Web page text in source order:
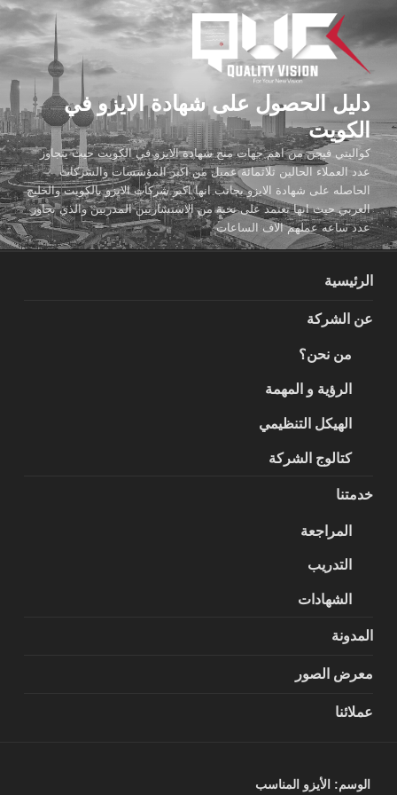
المحتوى
دليل الحصول على شهادة الايزو في
الكويت
كواليتي فيجن من اهم جهات منح شهادة الايزو في الكويت حيث يتجاوز
عدد العملاء الحالين ثلاثمائة عميل من اكبر المؤسسات والشركات
الحاصله على شهادة الايزو بجانب انها اكبر شركات الايزو بالكويت والخليج
العربي حيث انها تعتمد على نخبة من الاستشاريين المدربين والذي تجاوز
عدد ساعه عملهم الاف الساعات
الرئيسية
عن الشركة
من نحن؟
الرؤية و المهمة
الهيكل التنظيمي
كتالوج الشركة
خدمتنا
المراجعة
التدريب
الشهادات
المدونة
معرض الصور
عملائنا
الوسم: الأيزو المناسب